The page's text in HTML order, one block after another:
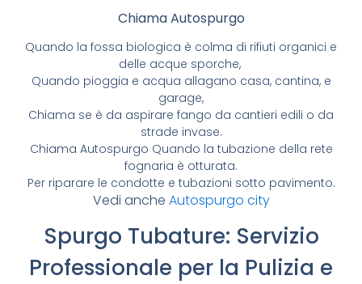
Chiama Autospurgo
Quando la fossa biologica è colma di rifiuti organici e
delle acque sporche,
Quando pioggia e acqua allagano casa, cantina, e
garage,
Chiama se è da aspirare fango da cantieri edili o da
strade invase.
Chiama Autospurgo Quando la tubazione della rete
fognaria è otturata.
Per riparare le condotte e tubazioni sotto pavimento.
Vedi anche Autospurgo city
Spurgo Tubature: Servizio
Professionale per la Pulizia e